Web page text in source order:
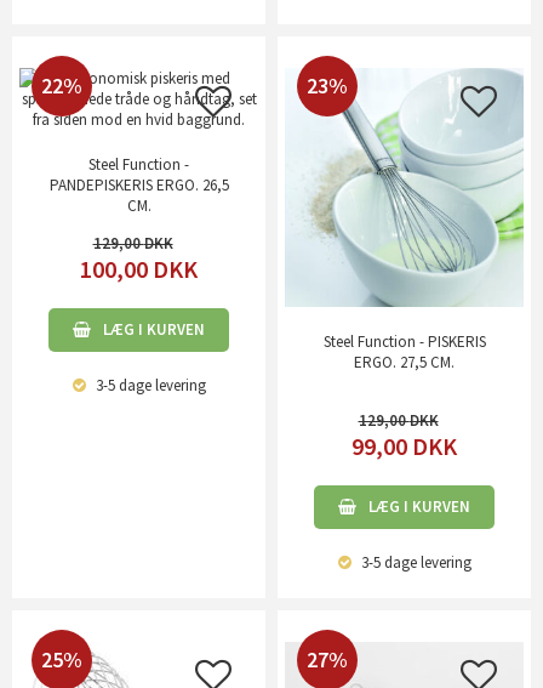
22%
Steel Function -
PANDEPISKERIS ERGO. 26,5
CM.
129,00
100,00 DKK
LÆG I KURVEN
3-5 dagelevering
23%
Steel Function - PISKERIS
ERGO. 27,5 CM.
129,00
99,00 DKK
LÆG I KURVEN
3-5 dagelevering
25% 27%